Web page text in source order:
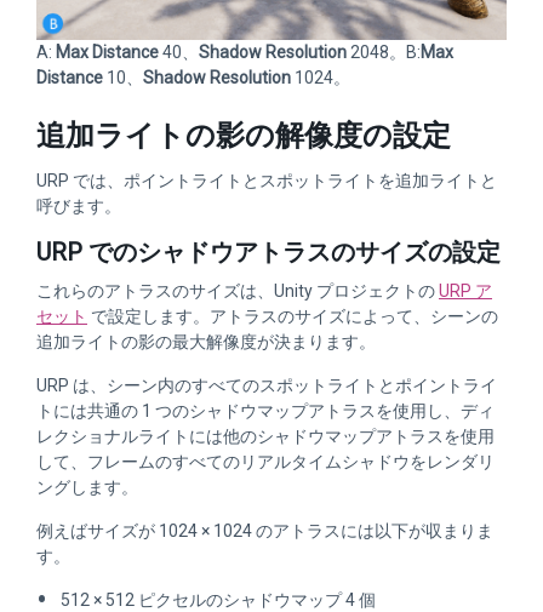
A: Max Distance40、 Shadow Resolution 2048。B:Max
Distance 10、 Shadow Resolution 1024。
追加ライトの影の解像度の設定
URP では、ポイントライトとスポットライトを追加ライトと
呼びます。
URP でのシャドウアトラスのサイズの設定
これらのアトラスのサイズは、Unity プロジェクトのURP ア
セット で設定します。アトラスのサイズによって、シーンの
追加ライトの影の最大解像度が決まります。
URP は、シーン内のすべてのスポットライトとポイントライ
トには共通の 1 つのシャドウマップアトラスを使用し、ディ
レクショナルライトには他のシャドウマップアトラスを使用
して、フレームのすべてのリアルタイムシャドウをレンダリ
ングします。
例えばサイズが 1024 × 1024 のアトラスには以下が収まりま
す。
512 × 512 ピクセルのシャドウマップ 4 個